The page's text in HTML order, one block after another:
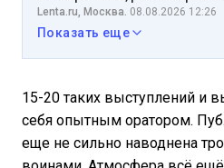
Lenta.ru, Москва. 08.08.2026 12:26
Показать еще
15-20 таких выступлений и
себя опытным оратором.
еще не сильно наводнена